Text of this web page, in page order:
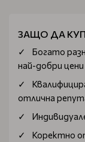
ЗАЩО ДА
Богатo
най-добри цени
отлична
Коректно